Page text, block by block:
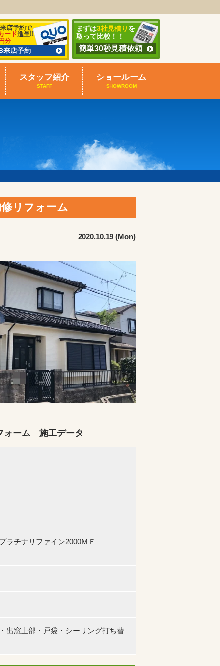
店予約で
ード進呈!!
分
来店予約
まずは3社見積り を
取って比較！！
簡単30秒見積依頼
スタッフ紹介
STAFF
ショールーム
SHOWROOM
リフォーム
2020.10.19 (Mon)
ォーム 施工データ
チナリファイン2000ＭＦ
出窓上部・戸袋・シーリング打ち替